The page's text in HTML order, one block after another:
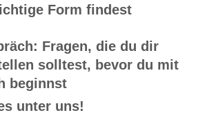
Form findest
Fragen, die du dir
solltest, bevor du mit
beginnst
unter uns!